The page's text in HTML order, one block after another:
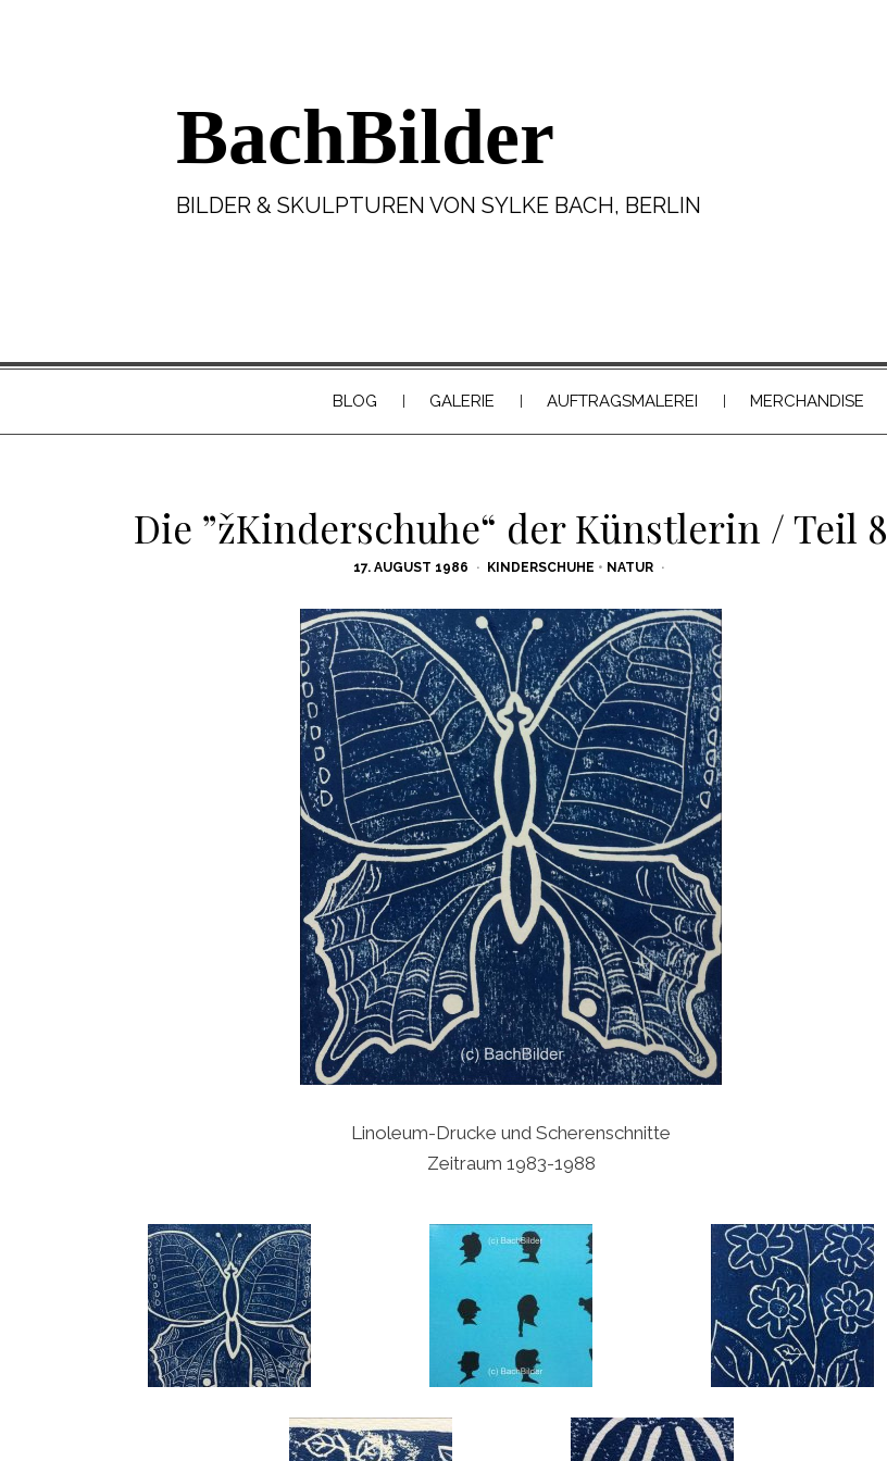
BachBilder
BILDER & SKULPTUREN VON SYLKE BACH, BERLIN
BLOG GALERIE AUFTRAGSMALEREI MERCHANDISE
Die ”žKinderschuhe“ der Künstlerin / Teil 8
POSTED
17. AUGUST 1986 KINDERSCHUHE • NATUR
Linoleum-Drucke und Scherenschnitte
Zeitraum 1983-1988